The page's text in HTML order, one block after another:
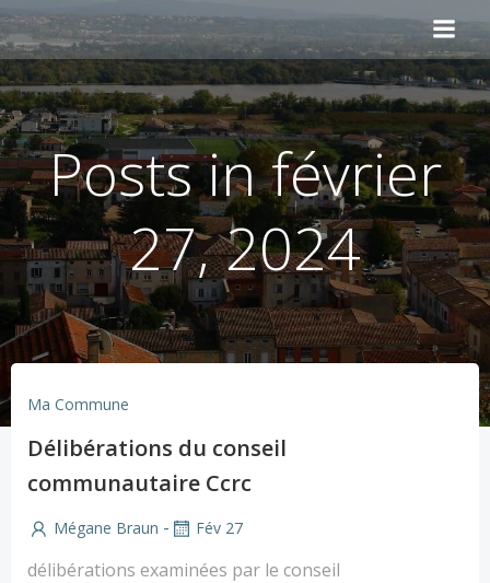
au
contenu
Posts in février
27, 2024
Ma Commune
Délibérations du conseil
communautaire Ccrc
Mégane Braun - Fév 27
délibérations examinées par le conseil